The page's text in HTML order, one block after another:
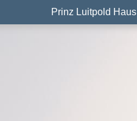
Prinz Luitpold Haus